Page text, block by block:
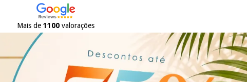
Mais de 1100valorações